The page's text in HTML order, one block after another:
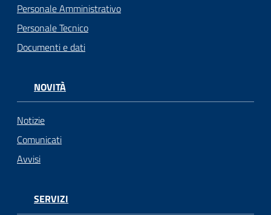
Personale Amministrativo
Personale Tecnico
Documenti e dati
NOVITÀ
Notizie
Comunicati
Avvisi
SERVIZI